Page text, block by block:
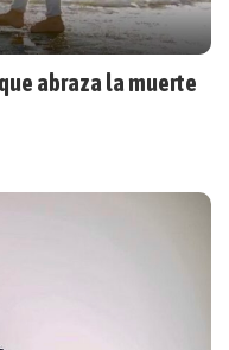
abraza la muerte